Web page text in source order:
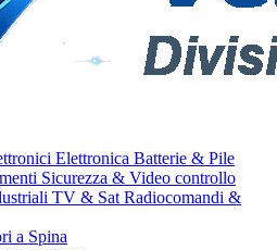
Elettronica Batterie & Pile
Sicurezza & Video controllo
TV & Sat Radiocomandi &
a Spina